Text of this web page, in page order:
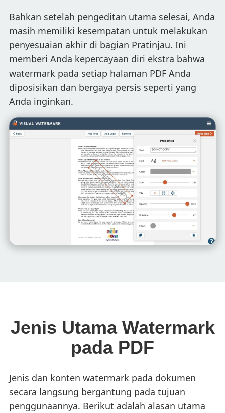
Bahkan setelah pengeditan utama selesai, Anda
masih memiliki kesempatan untuk melakukan
penyesuaian akhir di bagian Pratinjau. Ini
memberi Anda kepercayaan diri ekstra bahwa
watermark pada setiap halaman PDF Anda
diposisikan dan bergaya persis seperti yang
Anda inginkan.
Jenis Utama Watermark
pada PDF
Jenis dan konten watermark pada dokumen
secara langsung bergantung pada tujuan
penggunaannya. Berikut adalah alasan utama